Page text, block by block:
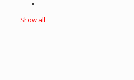
Show all